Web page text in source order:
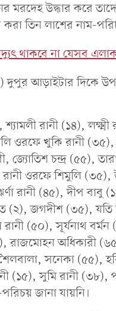
উদ্ধার করে
তিন লাশের নাম-
থাকবে না যেসব
দুপুর আড়াইটার দিকে
রানী (১৪),
ওরফে খুকি রানী (৩৫),
জ্যোতিশ চন্দ্র (৫৫),
ওরফে শিমুলি (৩৫),
রানী (৪৫), দীপ বাবু
জগদীশ (৩৫), যতি
(৫০), সূর্যনাথ
রাজমোহন অধিকারী
সনেকা (৫৫),
(১৫), সুমি রানী (৩৮),
জানা যায়নি।